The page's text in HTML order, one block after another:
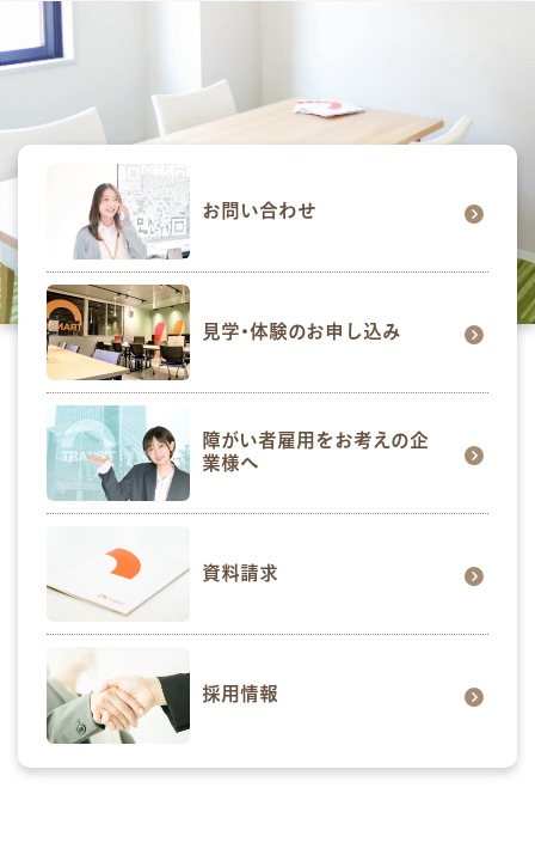
お問い合わせ
見学･体験のお申し込み
障がい者雇用をお考えの企
業様へ
資料請求
採用情報